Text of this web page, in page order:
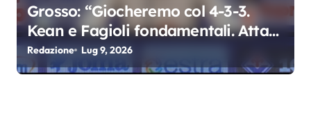
Grosso: “Giocheremo col 4-3-3.
Kean e Fagioli fondamentali. Atta
grande colpo”
Redazione Lug 9, 2026